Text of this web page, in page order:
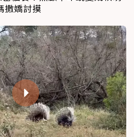
落敗！隔天不死心單挑3豪
連遊客都哭了